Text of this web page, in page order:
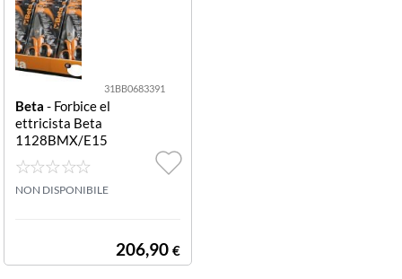
31BB0683391
Beta - Forbice el
ettricista Beta
1128BMX/E15
1128BMX/E15
NON DISPONIBILE
206,90 €